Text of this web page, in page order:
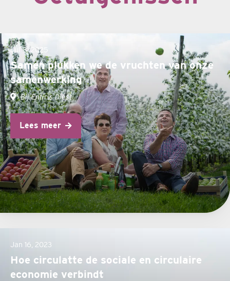
Jul 8, 2025
Samen plukken we de vruchten van onze
samenwerking
Bij Entiris Diest
Lees meer
Jan 16, 2023
Hoe circulatte de sociale en circulaire
economie verbindt